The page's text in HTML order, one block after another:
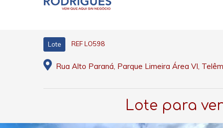
Lote REF LO598
Rua Alto Paraná, Parque Limeira Área VI,
Lote para